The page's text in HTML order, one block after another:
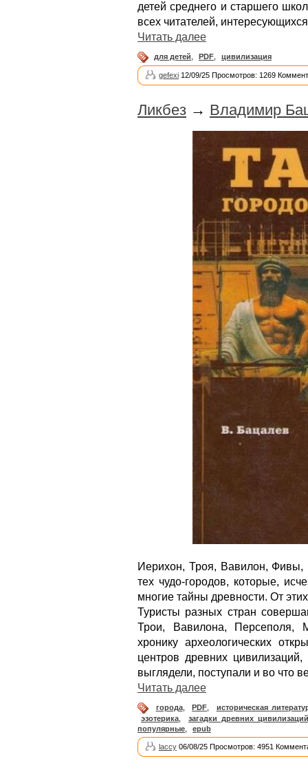
детей среднего и старшего
всех читателей,
Читать далее
для детей PDF цивилизация
gefexi 12/09/25 Просмотров: 1269
Ликбез → Владимир
Иерихон, Троя, Вавилон, Фивы,
тех чудо-городов, которые,
многие тайны древности. От
Туристы разных стран
Трои, Вавилона, Персеполя,
хронику археологических
центров древних
выглядели, поступали и во что
Читать далее
города, PDF
историческая
эзотерика
загадки древних цивилизаций
популярные
epub
laccy 06/08/25 Просмотров: 4951